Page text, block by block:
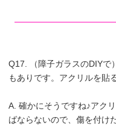
Q17. （障子ガラスのDIYで
もありです。アクリルを貼
A. 確かにそうですね♪アク
ばならないので、傷を付け